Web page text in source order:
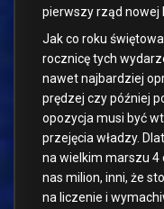
pierwszy rząd nowej
Jak co roku
rocznicę tych
nawet najbardziej
prędzej czy później
opozycja musi być
przejęcia władzy.
na wielkim marszu 4
nas milion, inni, że
na liczenie i